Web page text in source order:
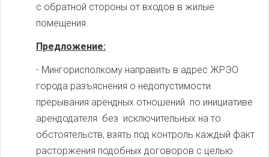
с обратной стороны от входов в жилые
помещения.
Предложение:
- Мингорисполкому направить в адрес ЖРЭО
города разъяснения о недопустимости
прерывания арендных отношений по инициативе
арендодателя без исключительных на то
обстоятельств, взять под контроль каждый факт
расторжения подобных договоров с целью